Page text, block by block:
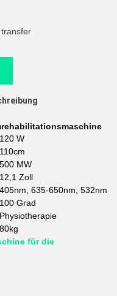
120 W
110cm
500 MW
12,1 Zoll
405nm, 635-650nm, 532nm
100 Grad
Physiotherapie
80kg
für die